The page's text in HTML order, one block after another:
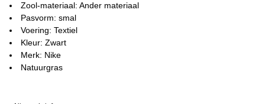
Zool-materiaal: Ander materiaal
Pasvorm: smal
Voering: Textiel
Kleur: Zwart
Merk: Nike
Natuurgras